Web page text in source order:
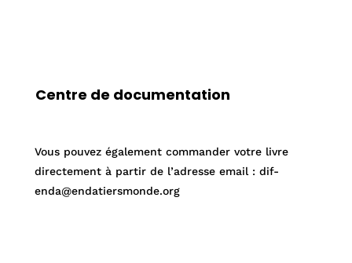
Centre de documentation
Vous pouvez également commander votre livre
directement à partir de l’adresse email : dif-
enda@endatiersmonde.org